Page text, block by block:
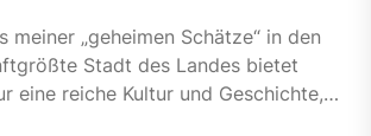
meiner „geheimen Schätze“ in den
Stadt des Landes bietet
eine reiche Kultur und Geschichte,